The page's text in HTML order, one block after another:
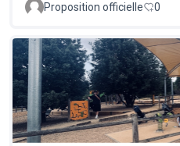
Proposition officielle 0